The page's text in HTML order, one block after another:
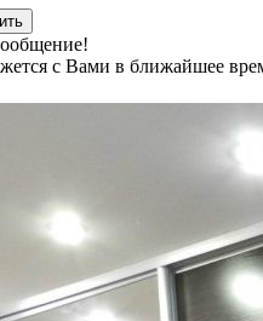
с Вами в ближайшее